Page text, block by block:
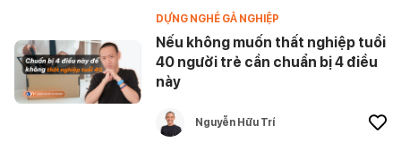
DỰNG NGHỀ GẢ NGHIỆP
Nếu không muốn thất nghiệp tuổi
40 người trẻ cần chuẩn bị 4 điều
này
Nguyễn Hữu Trí